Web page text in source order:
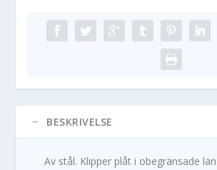
BESKRIVELSE
Av stål. Klipper plåt i obegränsade